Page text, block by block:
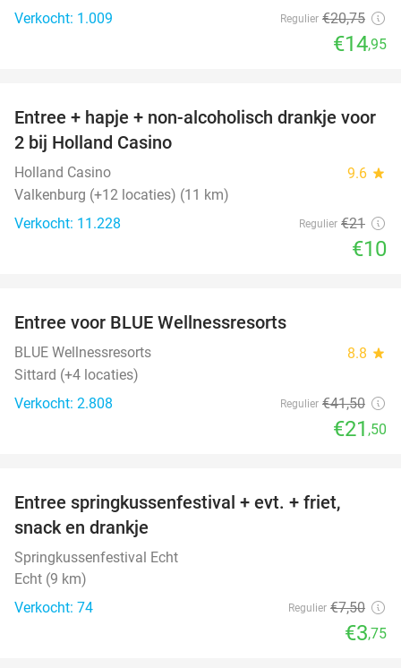
Verkocht: 1.009 Regulier €20,75
€14,95
52%
Entree + hapje + non-alcoholisch drankje voor
2 bij Holland Casino
Holland Casino 9.6 star
Valkenburg (+12 locaties) (11 km)
Verkocht: 11.228
Regulier €21
€10
Entree voor BLUE Wellnessresorts
BLUE Wellnessresorts 8.8 star
Sittard (+4 locaties)
Verkocht: 2.808
Regulier €41,50
€21 ,50
Entree springkussenfestival + evt. + friet,
snack en drankje
Springkussenfestival Echt
Echt (9 km)
Verkocht: 74
Regulier €7,50
€3,75